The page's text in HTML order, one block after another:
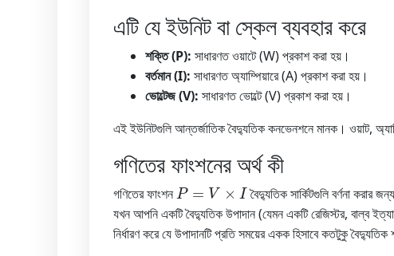
এটি যে ইউনিট বা স্কেল ব্যবহার করে
শক্তি (P): সাধারণত ওয়াটে (W) প্রকাশ করা হয়।
বর্তমান (I): সাধারণত অ্যাম্পিয়ারে (A) প্রকাশ করা হয়।
ভোল্টেজ (V): সাধারণত ভোল্টে (V) প্রকাশ করা হয়।
এই ইউনিটগুলি আন্তর্জাতিক বৈদ্যুতিক কনভেনশনে মানক। ওয়াট,
গণিতের ফাংশনের অর্থ কী
গণিতের ফাংশন
P= ×I
বৈদ্যুতিক সার্কিটগুলি বর্ণনা করার
যখন আপনি একটি বৈদ্যুতিক উপাদান (যেমন একটি রেজিস্টর, বাল্ব
নির্ধারণ করে যে উপাদানটি প্রতি সময়ের একক হিসাবে কতটুকু